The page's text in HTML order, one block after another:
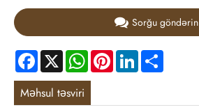
Sorğu göndərin
Facebook
X WhatsApp
PinterestLinkedIn
Məhsul təsviri